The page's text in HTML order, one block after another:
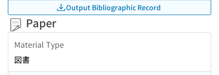
Output Bibliographic Record
Paper
Material Type
図書